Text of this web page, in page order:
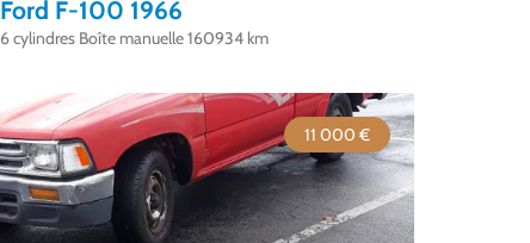
Ford F-100 1966
6 cylindres Boîte manuelle 160934 km
11 000 €